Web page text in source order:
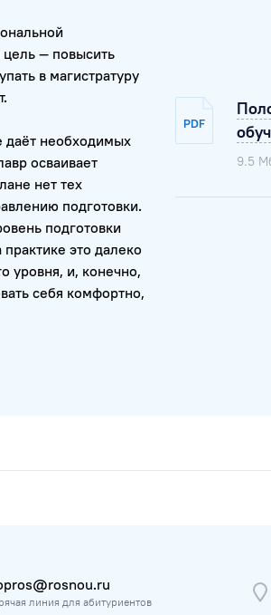
— повысить
в магистратуру
даёт необходимых
осваивает
нет тех
подготовки.
подготовки
это далеко
уровня, и, конечно,
себя комфортно,
PDF
9.5
линия для абитуриентов